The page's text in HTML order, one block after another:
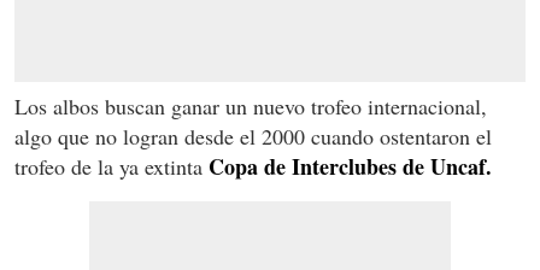
Los albos buscan ganar un nuevo trofeo internacional,
algo que no logran desde el 2000 cuando ostentaron el
trofeo de la ya extinta Copa de Interclubes de Uncaf.